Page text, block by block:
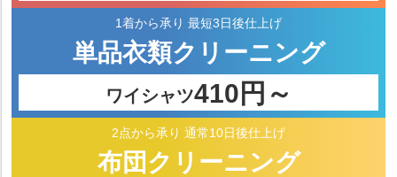
1着から承り 最短3日後仕上げ
単品衣類クリーニング
ワイシャツ410円～
2点から承り 通常10日後仕上げ
布団 クリーニング